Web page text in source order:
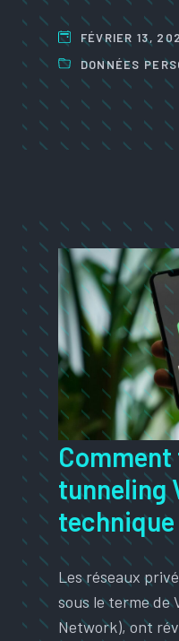
FÉVRIER 13,
DONNÉES
tunneling
technique
Les réseaux
sous le terme de
Network), ont